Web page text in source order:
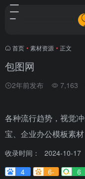
首页 • 素材资源 • 正文
包图网
2年前发布 7,163
各种流行趋势，视觉
宝、企业办公模板素材
收录时间：
2024-10-17
4
6- 6